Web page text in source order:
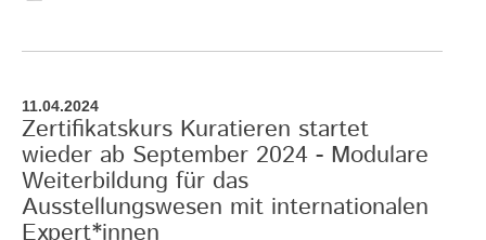
11.04.2024
Zertifikatskurs Kuratieren startet
wieder ab September 2024 - Modulare
Weiterbildung für das
Ausstellungswesen mit internationalen